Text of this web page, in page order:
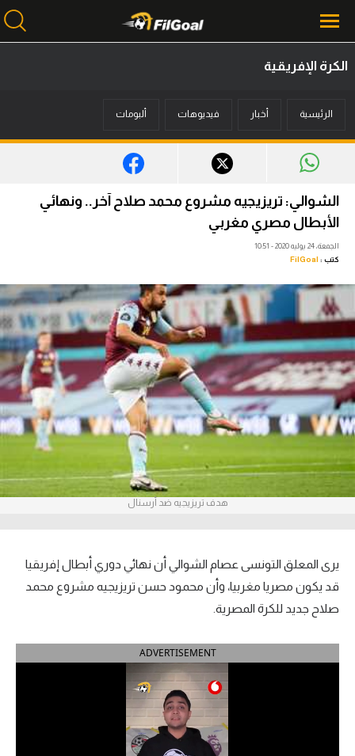
أخبار
ميركاتو
فانتازي في الجول
مسابقة التوقعات
فيديوهات
عدسات
آراء حرة
ركن الألعاب
بطولات
الدوري الإسباني
الدوري الإيطالي
الدوري السعودي للمحترفين
الكرة الإفريقية
الرئيسية أخبار فيديوهات ألبومات
الشوالي: تريزيجيه مشروع محمد صلاح آخر.. ونهائي
الأبطال مصري مغربي
الجمعة، 24 يوليه 2020 - 10:51
كتب : FilGoal
هدف تريزيجيه ضد أرسنال
يرى المعلق التونسى عصام الشوالي أن نهائي دوري أبطال إفريقيا
قد يكون مصريا مغربيا، وأن محمود حسن تريزيجيه مشروع محمد
صلاح جديد للكرة المصرية.
ADVERTISEMENT